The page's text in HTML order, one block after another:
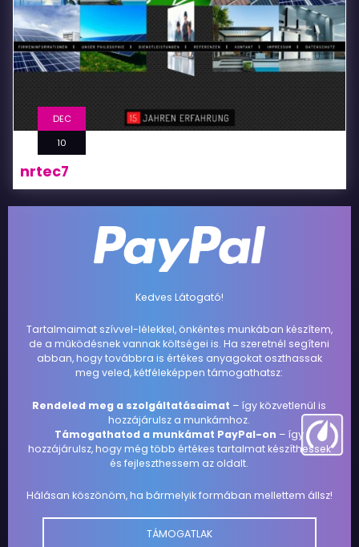
DEC
10
nrtec7
Kedves Látogató!
Tartalmaimat szívvel-lélekkel, önkéntes munkában készítem,
de a működésnek vannak költségei is. Ha szeretnél segíteni
abban, hogy továbbra is értékes anyagokat oszthassak
meg veled, kétféleképpen támogathatsz:
Rendeled meg a szolgáltatásaimat – így közvetlenül is
hozzájárulsz a munkámhoz.
Támogathatod a munkámat PayPal-on – így
hozzájárulsz, hogy még több értékes tartalmat készíthessek
és fejleszthessem az oldalt.
Hálásan köszönöm, ha bármelyik formában mellettem állsz!
TÁMOGATLAK